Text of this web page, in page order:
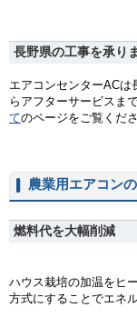
長野県の工事を承り
エアコンセンターAC
らアフターサービスま
てのページをご覧くださ
農業用エアコン
燃料代を大幅削減
ハウス栽培の加温をヒ
方式にすることでエネ